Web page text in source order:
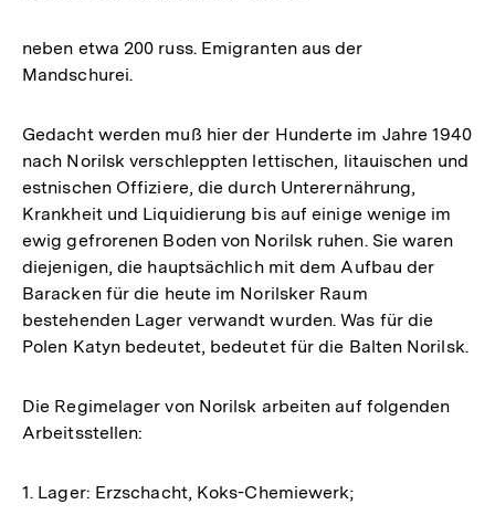
neben etwa 200 russ. Emigranten aus der
Mandschurei.
Gedacht werden muß hier der Hunderte im Jahre 1940
nach Norilsk verschleppten lettischen, litauischen und
estnischen Offiziere, die durch Unterernährung,
Krankheit und Liquidierung bis auf einige wenige im
ewig gefrorenen Boden von Norilsk ruhen. Sie waren
diejenigen, die hauptsächlich mit dem Aufbau der
Baracken für die heute im Norilsker Raum
bestehenden Lager verwandt wurden. Was für die
Polen Katyn bedeutet, bedeutet für die Balten Norilsk.
Die Regimelager von Norilsk arbeiten auf folgenden
Arbeitsstellen:
1. Lager: Erzschacht, Koks-Chemiewerk;